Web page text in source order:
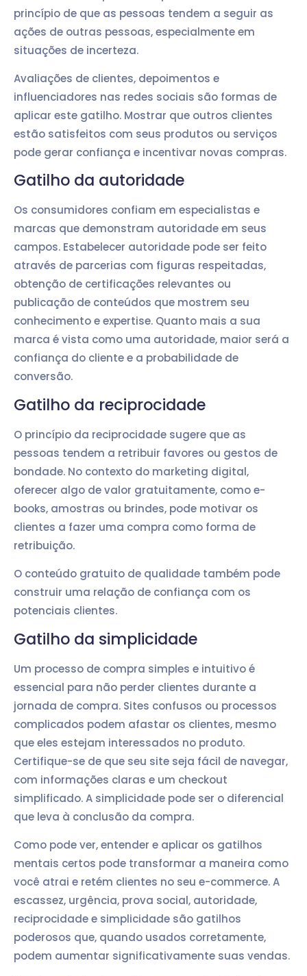
princípio de que as pessoas tendem a seguir as
ações de outras pessoas, especialmente em
situações de incerteza.
Avaliações de clientes, depoimentos e
influenciadores nas redes sociais são formas de
aplicar este gatilho. Mostrar que outros clientes
estão satisfeitos com seus produtos ou serviços
pode gerar confiança e incentivar novas compras.
Gatilho da autoridade
Os consumidores confiam em especialistas e
marcas que demonstram autoridade em seus
campos. Estabelecer autoridade pode ser feito
através de parcerias com figuras respeitadas,
obtenção de certificações relevantes ou
publicação de conteúdos que mostrem seu
conhecimento e expertise. Quanto mais a sua
marca é vista como uma autoridade, maior será a
confiança do cliente e a probabilidade de
conversão.
Gatilho da reciprocidade
O princípio da reciprocidade sugere que as
pessoas tendem a retribuir favores ou gestos de
bondade. No contexto do marketing digital,
oferecer algo de valor gratuitamente, como e-
books, amostras ou brindes, pode motivar os
clientes a fazer uma compra como forma de
retribuição.
O conteúdo gratuito de qualidade também pode
construir uma relação de confiança com os
potenciais clientes.
Gatilho da simplicidade
Um processo de compra simples e intuitivo é
essencial para não perder clientes durante a
jornada de compra. Sites confusos ou processos
complicados podem afastar os clientes, mesmo
que eles estejam interessados no produto.
Certifique-se de que seu site seja fácil de navegar,
com informações claras e um checkout
simplificado. A simplicidade pode ser o diferencial
que leva à conclusão da compra.
Como pode ver, entender e aplicar os gatilhos
mentais certos pode transformar a maneira como
você atrai e retém clientes no seu e-commerce. A
escassez, urgência, prova social, autoridade,
reciprocidade e simplicidade são gatilhos
poderosos que, quando usados corretamente,
podem aumentar significativamente suas vendas.